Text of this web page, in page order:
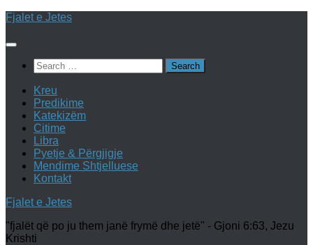
Skip
content
Fjalet e Jetes
Search
for:
Kreu
Predikime
Katekizëm
Citime
Libra
Pyetje & Përgjigje
Mendime Shtjelluese
Kontakt
Fjalet e Jetes
"fjalët që po ju them janë frymë dhe jetë" - Gjoni 6:63, Jezu
Krishti